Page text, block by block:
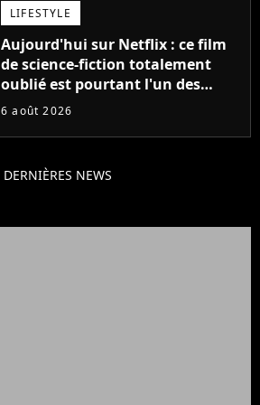
LIFESTYLE
Aujourd'hui sur Netflix : ce film
de science-fiction totalement
oublié est pourtant l'un des
meilleurs des années 2010
6 août 2026
DERNIÈRES NEWS